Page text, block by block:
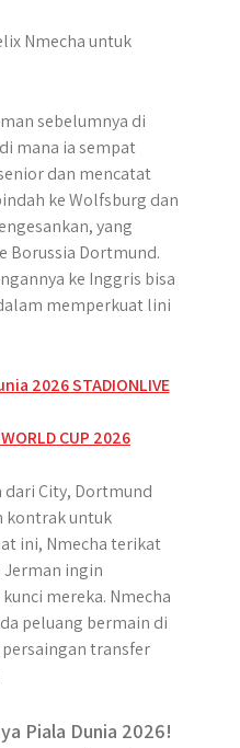
sebelumnya di
mana ia sempat
dan mencatat
ke Wolfsburg dan
yang
Borussia Dortmund.
ke Inggris bisa
memperkuat lini
City, Dortmund
kontrak untuk
ini, Nmecha terikat
ingin
mereka. Nmecha
peluang bermain di
transfer
Piala Dunia 2026!